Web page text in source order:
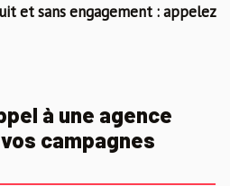
et sans engagement : appelez
à une agence
campagnes